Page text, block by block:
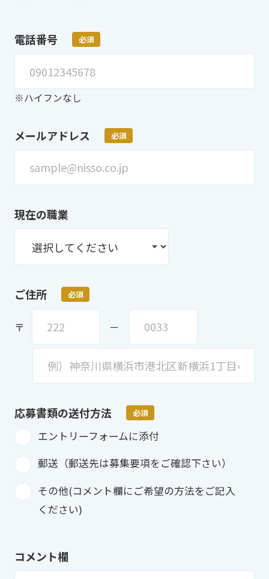
電話番号 必須
※ハイフンなし
メールアドレス 必須
現在の職業
ご住所 必須
〒 －
応募書類の送付方法 必須
エントリーフォームに添付
郵送（郵送先は募集要項をご確認下さい）
その他(コメント欄にご希望の方法をご記入
ください)
コメント欄